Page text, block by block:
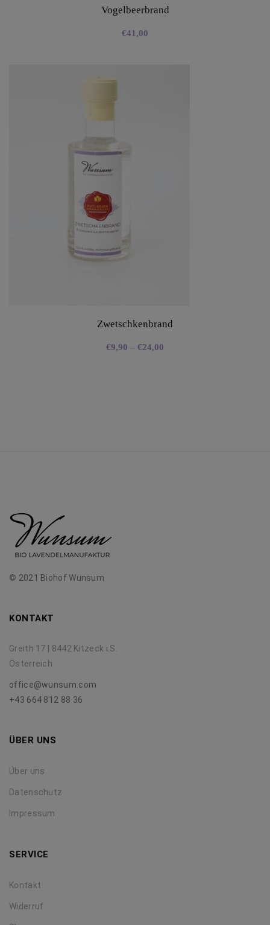
Vogelbeerbrand
€41,00
Zwetschkenbrand
€9,90 – €24,00
© 2021 Biohof Wunsum
KONTAKT
Greith 17 | 8442 Kitzeck i.S.
Österreich
office@wunsum.com
+43 664 812 88 36
ÜBER UNS
Über uns
Datenschutz
Impressum
SERVICE
Kontakt
Widerruf